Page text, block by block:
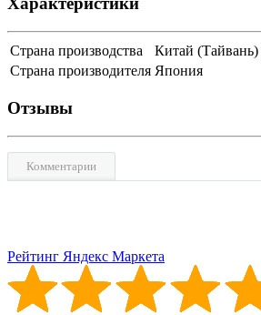
Страна производства
Китай (Тайвань)
Страна производителя Япония
Отзывы
Комментарии
Рейтинг Яндекс Маркета